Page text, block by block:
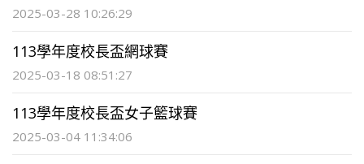
2025-03-28 10:26:29
113學年度校長盃網球賽
2025-03-18 08:51:27
113學年度校長盃女子籃球賽
2025-03-04 11:34:06